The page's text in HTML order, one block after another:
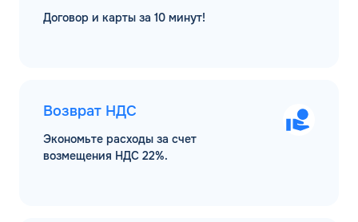
Договор и карты за 10 минут!
Возврат НДС
Экономьте расходы за счет
возмещения НДС 22%.